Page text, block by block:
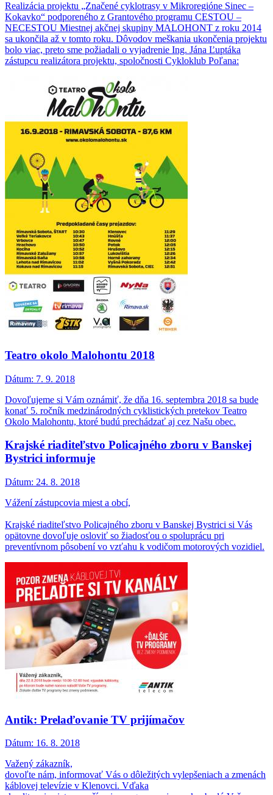
Realizácia projektu „Značené cyklotrasy v Mikroregióne Sinec –
Kokavko“ podporeného z Grantového programu CESTOU –
NECESTOU Miestnej akčnej skupiny MALOHONT z roku 2014
sa ukončila až v tomto roku. Dôvodov meškania ukončenia projektu
bolo viac, preto sme požiadali o vyjadrenie Ing. Jána Ľuptáka
zástupcu realizátora projektu, spoločnosti Cykloklub Poľana:
Teatro okolo Malohontu 2018
Dátum: 7. 9. 2018
Dovoľujeme si Vám oznámiť, že dňa 16. septembra 2018 sa bude
konať 5. ročník medzinárodných cyklistických pretekov Teatro
Okolo Malohontu, ktoré budú prechádzať aj cez Našu obec.
Krajské riaditeľstvo Policajného zboru v Banskej
Bystrici informuje
Dátum: 24. 8. 2018
Vážení zástupcovia miest a obcí,
Krajské riaditeľstvo Policajného zboru v Banskej Bystrici si Vás
opätovne dovoľuje osloviť so žiadosťou o spoluprácu pri
preventívnom pôsobení vo vzťahu k vodičom motorových vozidiel.
Antik: Prelaďovanie TV prijímačov
Dátum: 16. 8. 2018
Važený zákazník,
dovoľte nám, informovať Vás o dôležitých vylepšeniach a zmenách
káblovej televízie v Klenovci. Vďaka